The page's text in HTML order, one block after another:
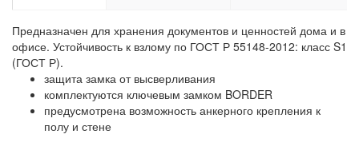
Предназначен для хранения документов и ценностей дома и в
офисе. Устойчивость к взлому по ГОСТ Р 55148-2012: класс S1
(ГОСТ Р).
защита замка от высверливания
комплектуются ключевым замком BORDER
предусмотрена возможность анкерного крепления к
полу и стене